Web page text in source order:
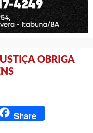
OBRIGA
Share